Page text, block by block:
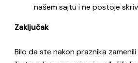
našem sajtu i ne postoje
Zaključak
Bilo da ste nakon praznika